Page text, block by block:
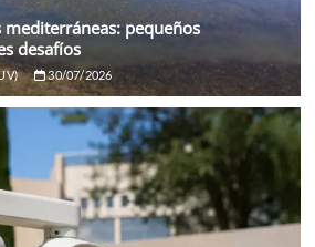
mediterráneas: pequeños
desafíos
30/07/2026